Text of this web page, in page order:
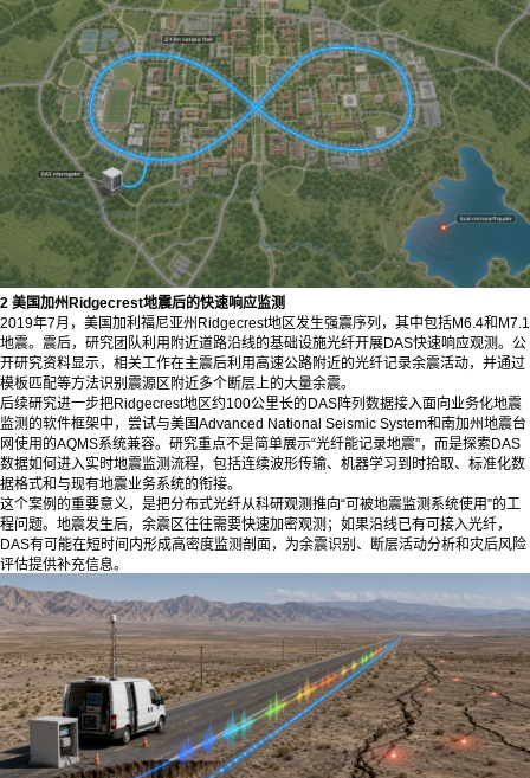
2 美国加州Ridgecrest地震后的快速响应监测
2019年7月，美国加利福尼亚州Ridgecrest地区发生强震序列，其中包括M6.4和M7.1
地震。震后，研究团队利用附近道路沿线的基础设施光纤开展DAS快速响应观测。公
开研究资料显示，相关工作在主震后利用高速公路附近的光纤记录余震活动，并通过
模板匹配等方法识别震源区附近多个断层上的大量余震。
后续研究进一步把Ridgecrest地区约100公里长的DAS阵列数据接入面向业务化地震
监测的软件框架中，尝试与美国Advanced National Seismic System和南加州地震台
网使用的AQMS系统兼容。研究重点不是简单展示“光纤能记录地震”，而是探索DAS
数据如何进入实时地震监测流程，包括连续波形传输、机器学习到时拾取、标准化数
据格式和与现有地震业务系统的衔接。
这个案例的重要意义，是把分布式光纤从科研观测推向“可被地震监测系统使用”的工
程问题。地震发生后，余震区往往需要快速加密观测；如果沿线已有可接入光纤，
DAS有可能在短时间内形成高密度监测剖面，为余震识别、断层活动分析和灾后风险
评估提供补充信息。